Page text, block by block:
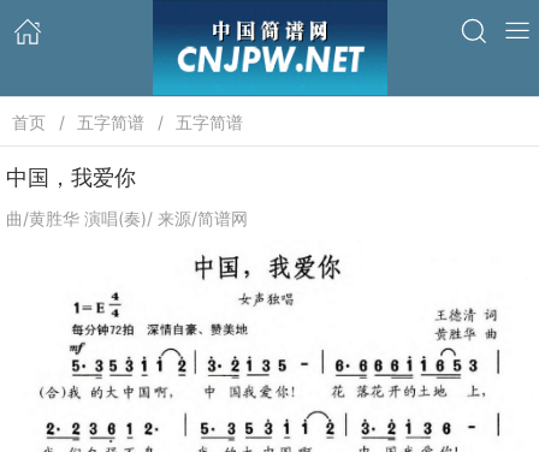
首页 五字简谱 五字简谱
中国，我爱你
曲/黄胜华 演唱(奏)/ 来源/简谱网